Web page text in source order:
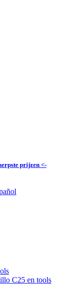
prijzen <-
C25 en tools